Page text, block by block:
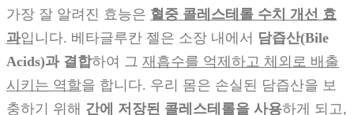
가장 잘 알려진 효능은 혈중 콜레스테롤 수치 개선 효
과입니다. 베타글루칸 젤은 소장 내에서 담즙산(Bile
Acids)과 결합하여 그 재흡수를 억제하고 체외로 배출
시키는 역할을 합니다. 우리 몸은 손실된 담즙산을 보
충하기 위해 간에 저장된 콜레스테롤을 사용하게 되고,